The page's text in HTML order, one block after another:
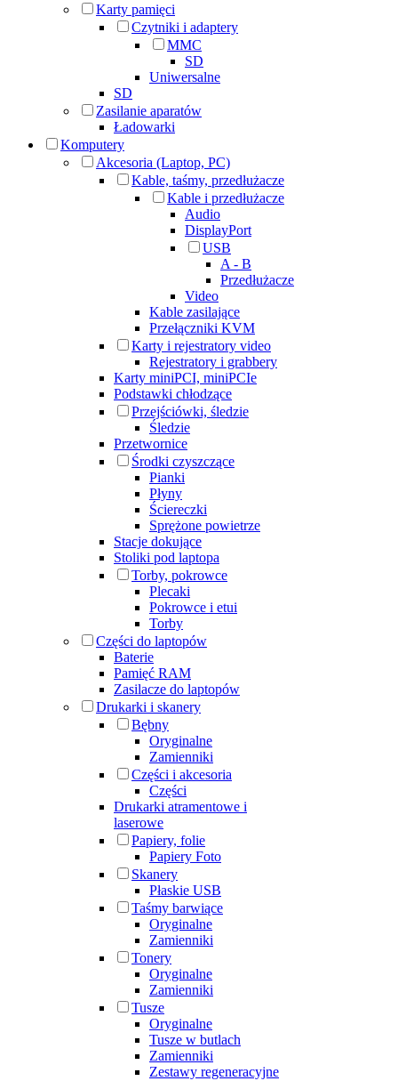
Karty pamięci
Czytniki i adaptery
MMC
SD
Uniwersalne
SD
Zasilanie aparatów
Ładowarki
Komputery
Akcesoria (Laptop, PC)
Kable, taśmy, przedłużacze
Kable i przedłużacze
Audio
DisplayPort
USB
A - B
Przedłużacze
Video
Kable zasilające
Przełączniki KVM
Karty i rejestratory video
Rejestratory i grabbery
Karty miniPCI, miniPCIe
Podstawki chłodzące
Przejściówki, śledzie
Śledzie
Przetwornice
Środki czyszczące
Pianki
Płyny
Ściereczki
Sprężone powietrze
Stacje dokujące
Stoliki pod laptopa
Torby, pokrowce
Plecaki
Pokrowce i etui
Torby
Części do laptopów
Baterie
Pamięć RAM
Zasilacze do laptopów
Drukarki i skanery
Bębny
Oryginalne
Zamienniki
Części i akcesoria
Części
Drukarki atramentowe i
laserowe
Papiery, folie
Papiery Foto
Skanery
Płaskie USB
Taśmy barwiące
Oryginalne
Zamienniki
Tonery
Oryginalne
Zamienniki
Tusze
Oryginalne
Tusze w butlach
Zamienniki
Zestawy regeneracyjne